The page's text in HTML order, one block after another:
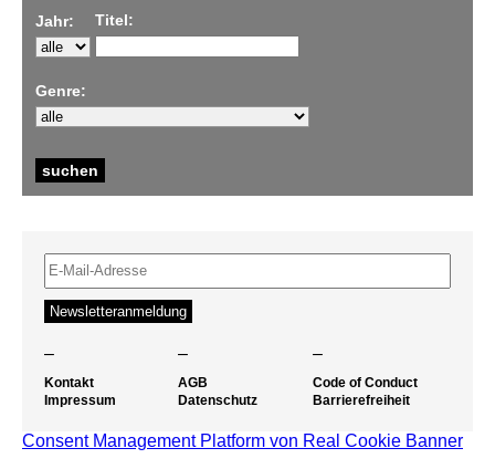
Jahr: Titel:
Genre:
– – –
Kontakt
Impressum
AGB
Datenschutz
Code of Conduct
Barrierefreiheit
Consent Management Platform von Real Cookie Banner